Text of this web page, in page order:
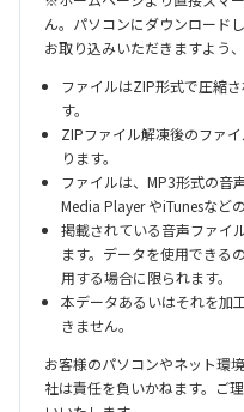
ん。パソコンにダウンロード
お取り込みいただきますよう
ファイルはZIP形式で圧縮
す。
ZIPファイル解凍後のファ
ります。
ファイルは、MP3形式の音
Media Player やiTunesなど
掲載されている音声ファイ
ます。データを使用できる
用する場合に限られます。
本データあるいはそれを加
きません。
お客様のパソコンやネット環
社は責任を負いかねます。ご